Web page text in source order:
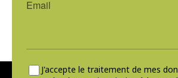
J'accepte le traitement de mes